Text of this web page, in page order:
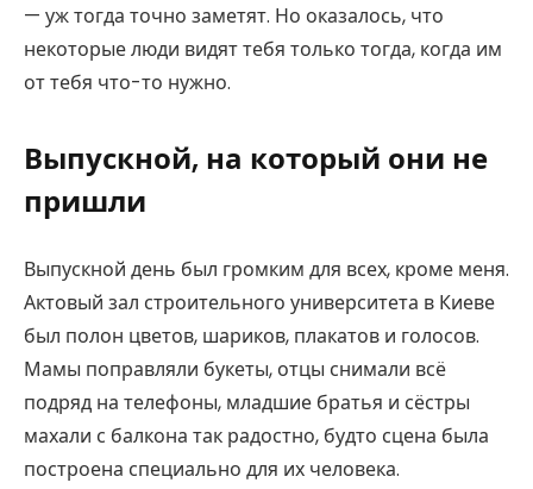
— уж тогда точно заметят. Но оказалось, что
некоторые люди видят тебя только тогда, когда им
от тебя что-то нужно.
Выпускной, на который они не
пришли
Выпускной день был громким для всех, кроме меня.
Актовый зал строительного университета в Киеве
был полон цветов, шариков, плакатов и голосов.
Мамы поправляли букеты, отцы снимали всё
подряд на телефоны, младшие братья и сёстры
махали с балкона так радостно, будто сцена была
построена специально для их человека.